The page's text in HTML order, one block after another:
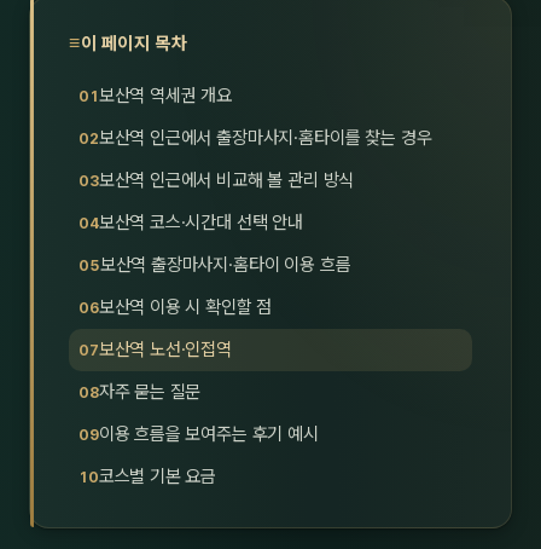
충북
울산
24
이 페이지 목차
보산역 역세권 개요
보산역 인근에서 출장마사지·홈타이를 찾는 경우
보산역 인근에서 비교해 볼 관리 방식
보산역 코스·시간대 선택 안내
보산역 출장마사지·홈타이 이용 흐름
보산역 이용 시 확인할 점
보산역 노선·인접역
자주 묻는 질문
이용 흐름을 보여주는 후기 예시
코스별 기본 요금